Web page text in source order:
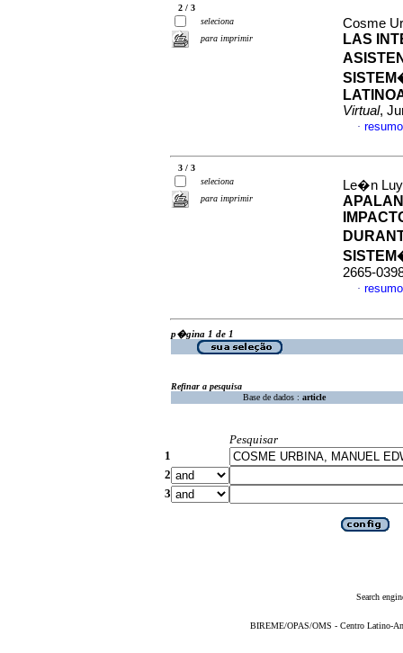
2 / 3
seleciona
para imprimir
Cosme
LAS
Virtual,
·
3 / 3
seleciona
para imprimir
Le�n
2665-
·
p�gina 1 de 1
Refinar a pesquisa
Base de dados : article
Pesquisar
1
2
3
Search
BIREME/OPAS/OMS - Centro Latino-